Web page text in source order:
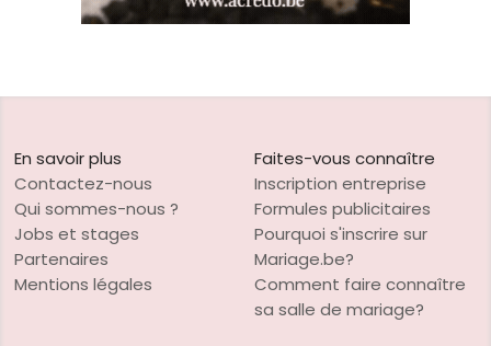
En savoir plus
Contactez-nous
Qui sommes-nous ?
Jobs et stages
Partenaires
Mentions légales
Faites-vous connaître
Inscription entreprise
Formules publicitaires
Pourquoi s'inscrire sur
Mariage.be?
Comment faire connaître
sa salle de mariage?